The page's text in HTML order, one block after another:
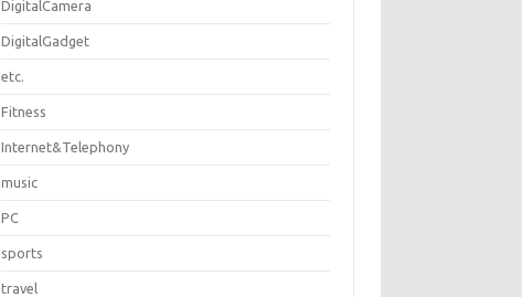
DigitalCamera
DigitalGadget
etc.
Fitness
Internet&Telephony
music
PC
sports
travel